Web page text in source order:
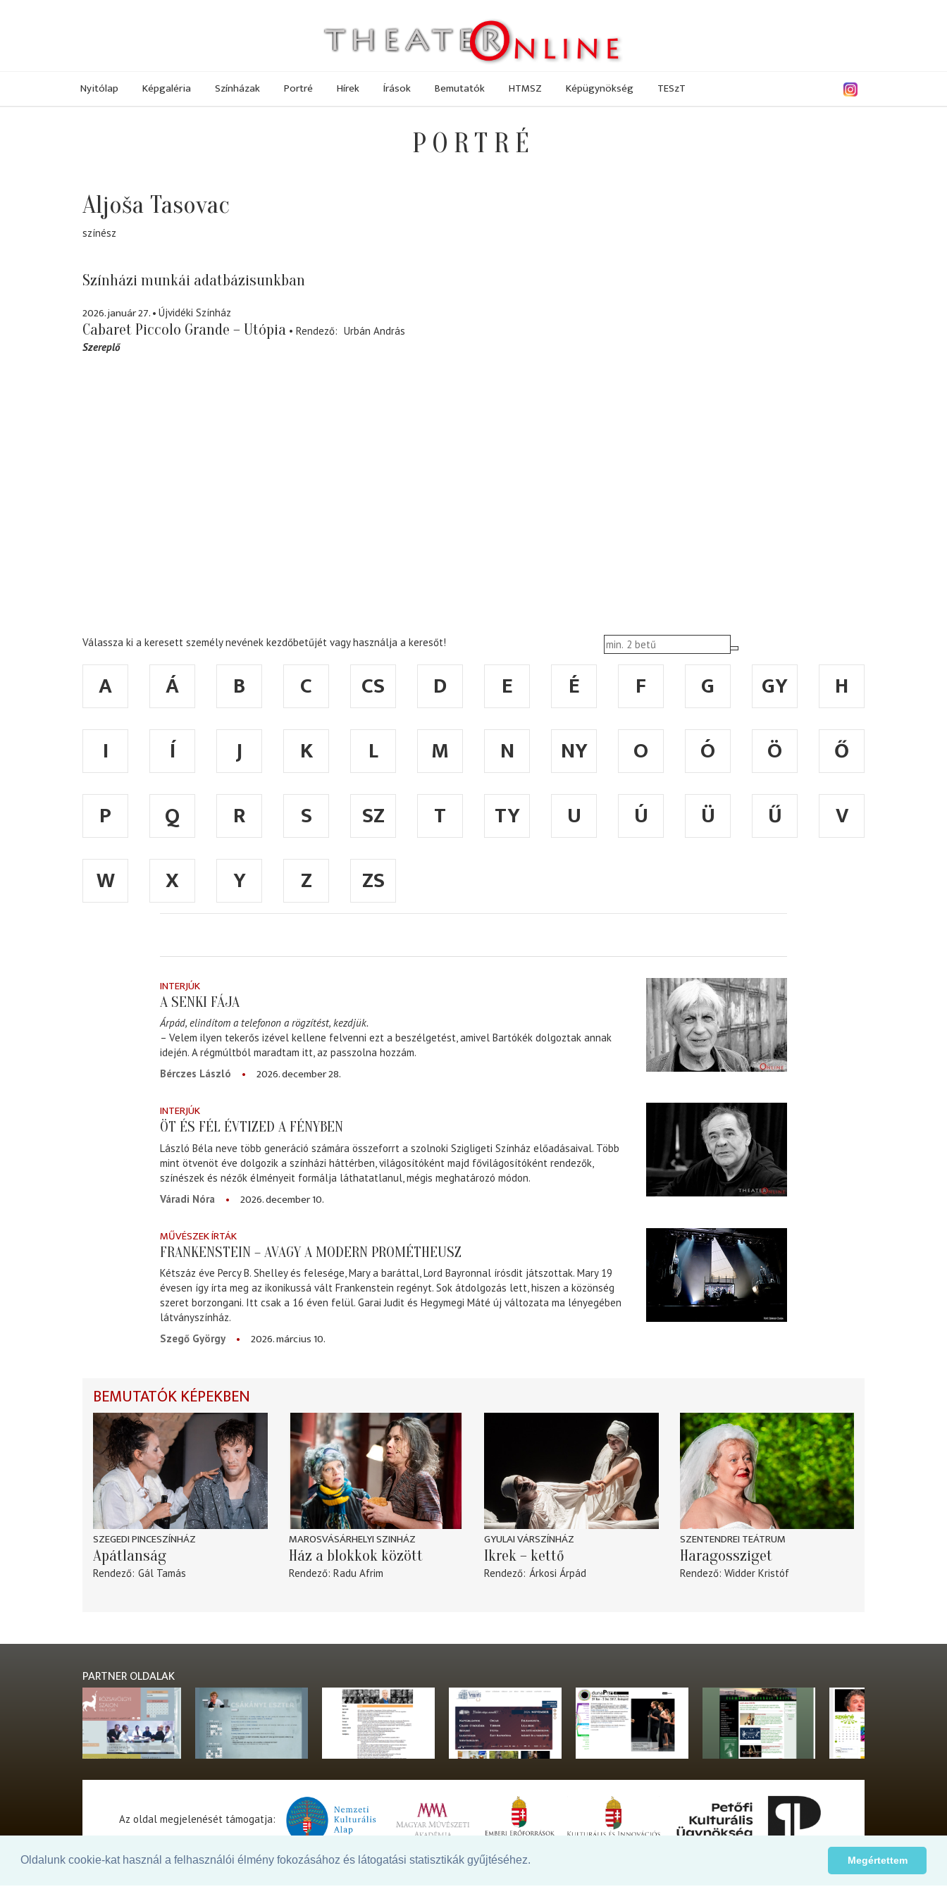
Oldalunk cookie-kat használ a felhasználói élmény fokozásához és látogatási statisztikák gyűjtéséhez. Megértettem
Nyitólap Képgaléria Színházak Portré Hírek Írások Bemutatók HTMSZ Képügynökség TESzT
PORTRÉ
Aljoša Tasovac
színész
Színházi munkái adatbázisunkban
2026. január 27. Újvidéki Színház
Cabaret Piccolo Grande – Utópia Rendező
Urbán András
Szereplő
Válassza ki a keresett személy nevének kezdőbetűjét vagy használja a keresőt!
A Á B C CS D E É F G GY
H
I
Í J K L M N NY O Ó Ö
Ő
P
Q R S SZ T TY U Ú Ü Ű
V
W
X Y Z ZS
INTERJÚK
A SENKI FÁJA
Árpád, elindítom a telefonon a rögzítést, kezdjük.
– Velem ilyen tekerős izével kellene felvenni ezt a beszélgetést, amivel Bartókék dolgoztak annak
idején. A régmúltból maradtam itt, az passzolna hozzám.
Bérczes László
2026. december 28.
INTERJÚK
ÖT ÉS FÉL ÉVTIZED A FÉNYBEN
László Béla neve több generáció számára összeforrt a szolnoki Szigligeti Színház előadásaival. Több
mint ötvenöt éve dolgozik a színházi háttérben, világosítóként majd fővilágosítóként rendezők,
színészek és nézők élményeit formálja láthatatlanul, mégis meghatározó módon.
Váradi Nóra
2026. december 10.
MŰVÉSZEK ÍRTÁK
FRANKENSTEIN – AVAGY A MODERN PROMÉTHEUSZ
Kétszáz éve Percy B. Shelley és felesége, Mary a baráttal, Lord Bayronnal írósdit játszottak. Mary 19
évesen így írta meg az ikonikussá vált Frankenstein regényt. Sok átdolgozás lett, hiszen a közönség
szeret borzongani. Itt csak a 16 éven felül. Garai Judit és Hegymegi Máté új változata ma lényegében
látványszínház.
Szegő György
2026. március 10.
BEMUTATÓK KÉPEKBEN
SZEGEDI PINCESZÍNHÁZ
Apátlanság
Rendező Gál Tamás
MAROSVÁSÁRHELYI SZINHÁZ
Ház a blokkok között
Rendező Radu Afrim
GYULAI VÁRSZÍNHÁZ
Ikrek – kettő
Rendező Árkosi Árpád
SZENTENDREI TEÁTRUM
Haragossziget
Rendező Widder Kristóf
PARTNER OLDALAK
Az oldal megjelenését támogatja: